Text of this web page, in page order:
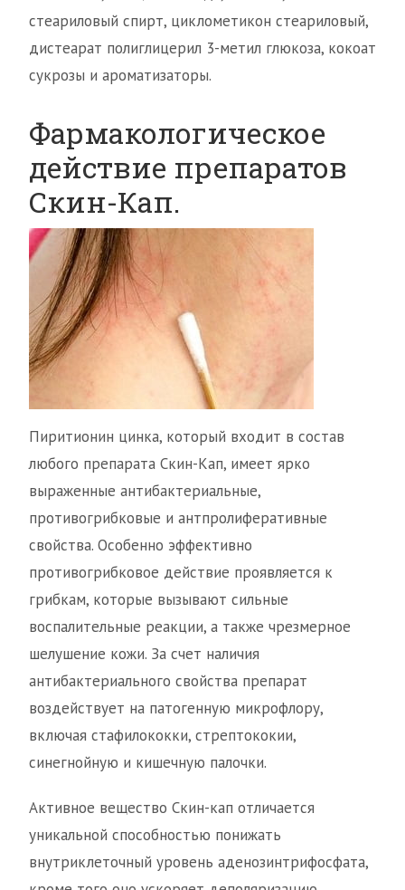
стеариловый спирт, циклометикон стеариловый,
дистеарат полиглицерил 3-метил глюкоза, кокоат
сукрозы и ароматизаторы.
Фармакологическое
действие препаратов
Скин-Кап.
Пиритионин цинка, который входит в состав
любого препарата Скин-Кап, имеет ярко
выраженные антибактериальные,
противогрибковые и антпролиферативные
свойства. Особенно эффективно
противогрибковое действие проявляется к
грибкам, которые вызывают сильные
воспалительные реакции, а также чрезмерное
шелушение кожи. За счет наличия
антибактериального свойства препарат
воздействует на патогенную микрофлору,
включая стафилококки, стрептококии,
синегнойную и кишечную палочки.
Активное вещество Скин-кап отличается
уникальной способностью понижать
внутриклеточный уровень аденозинтрифосфата,